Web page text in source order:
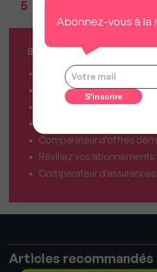
5
SERVICES MY SWEET'IMMO
Combien vaut mon bien ?
Combien puis-je
Comparateur de forfaits
Comparateur d’offres
Résiliez vos
Comparateur d’assurances
Articles recommandés
Abonnez-vous à